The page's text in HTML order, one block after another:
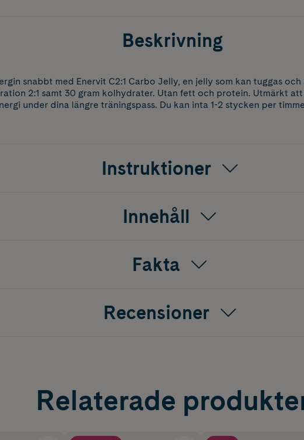
Beskrivning
snabbt med Enervit C2:1 Carbo Jelly, en jelly som kan tuggas
2:1 samt 30 gram kolhydrater. Utan fett och protein. Utmärkt
under dina längre träningspass. Du kan inta 1-2 stycken per
Instruktioner
Innehåll
Fakta
Recensioner
Relaterade